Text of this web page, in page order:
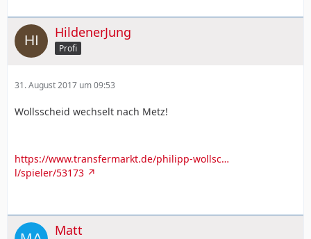
HildenerJung
Profi
31. August 2017 um 09:53
Wollsscheid wechselt nach Metz!
https://www.transfermarkt.de/philipp-wollsc…
l/spieler/53173
Matt